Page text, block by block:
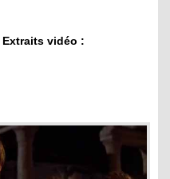
Extraits vidéo :